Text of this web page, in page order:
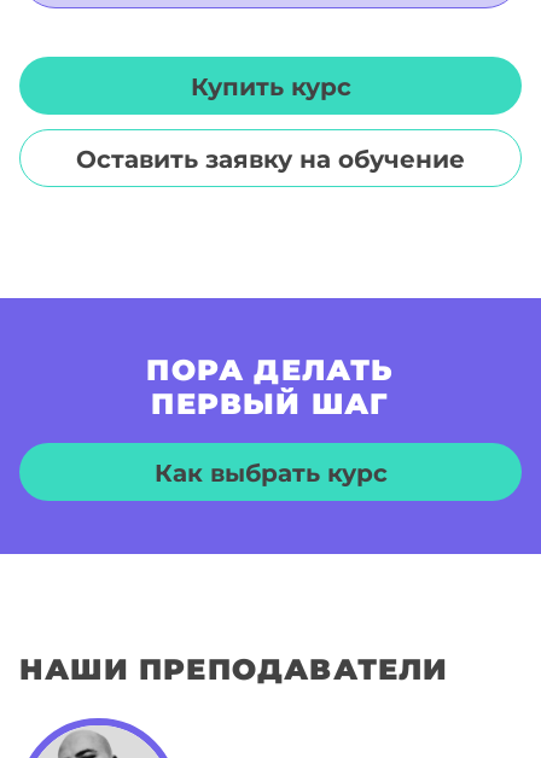
Купить курс
Оставить заявку на обучение
ПОРА ДЕЛАТЬ
ПЕРВЫЙ ШАГ
Как выбрать курс
НАШИ ПРЕПОДАВАТЕЛИ